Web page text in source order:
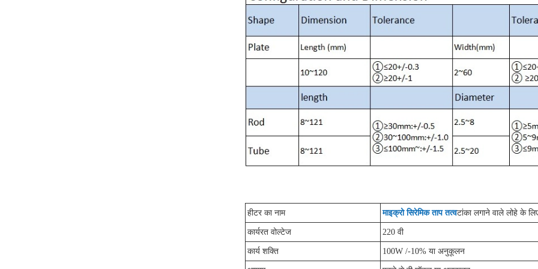
हीटर का नाम माइक्रो सिरेमिक ताप तत्वटांका लगाने वाले लोहे के
कार्यरत वोल्टेज 220 वी
कार्य शक्ति 100W /-10% या अनुकूलन